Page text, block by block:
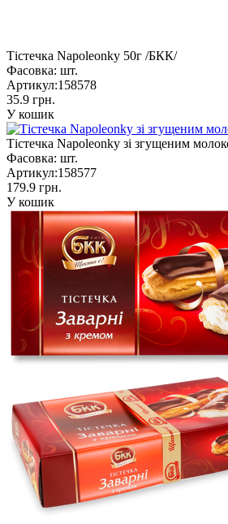
Тістечка Napoleonky 50г /БКК/
Фасовка: шт.
Артикул:158578
35.9 грн.
У кошик
Тістечка Napoleonky зі згущеним
Фасовка: шт.
Артикул:158577
179.9 грн.
У кошик